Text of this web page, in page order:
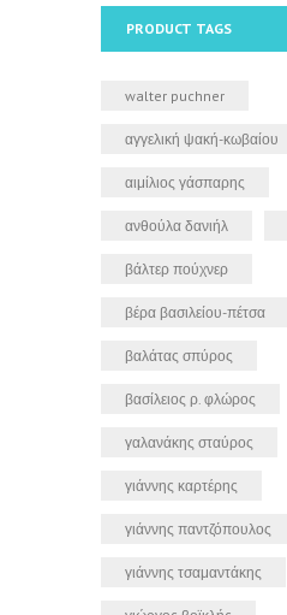
PRODUCT TAGS
walter puchner
αγγελική ψακή-κωβαίου
αιμίλιος γάσπαρης
ανθούλα δανιήλ
βάλτερ πούχνερ
βέρα βασιλείου-πέτσα
βαλάτας σπύρος
βασίλειος ρ. φλώρος
γαλανάκης σταύρος
γιάννης καρτέρης
γιάννης παντζόπουλος
γιάννης τσαμαντάκης